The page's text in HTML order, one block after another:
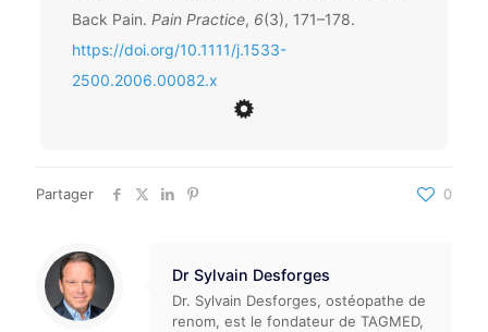
Back Pain. Pain Practice, 6(3), 171–178.
https://doi.org/10.1111/j.1533-
2500.2006.00082.x
Partager 0
Dr Sylvain Desforges
Dr. Sylvain Desforges, ostéopathe de
renom, est le fondateur de TAGMED,